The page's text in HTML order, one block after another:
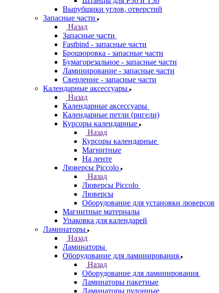
Вырубщики углов, отверстий
Запасные части
Назад
Запасные части
Fastbind - запасные части
Брошюровка - запасные части
Бумагорезальное - запасные части
Ламинирование - запасные части
Сверление - запасные части
Календарные аксессуары
Назад
Календарные аксессуары
Календарные петли (ригели)
Курсоры календарные
Назад
Курсоры календарные
Магнитные
На ленте
Люверсы Piccolo
Назад
Люверсы Piccolo
Люверсы
Оборудование для установки люверсов
Магнитные материалы
Упаковка для календарей
Ламинаторы
Назад
Ламинаторы
Оборудование для ламинирования
Назад
Оборудование для ламинирования
Ламинаторы пакетные
Ламинаторы рулонные